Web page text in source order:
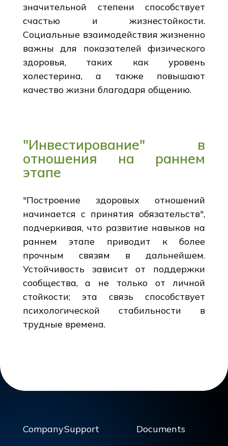
значительной степени способствует
счастью и жизнестойкости.
Социальные взаимодействия жизненно
важны для показателей физического
здоровья, таких как уровень
холестерина, а также повышают
качество жизни благодаря общению.
"Инвестирование" в
отношения на раннем
этапе
"Построение здоровых отношений
начинается с принятия обязательств",
подчеркивая, что развитие навыков на
раннем этапе приводит к более
прочным связям в дальнейшем.
Устойчивость зависит от поддержки
сообщества, а не только от личной
стойкости; эта связь способствует
психологической стабильности в
трудные времена.
CompanySupport Documents